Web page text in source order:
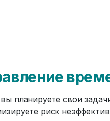
планируете свои
риск